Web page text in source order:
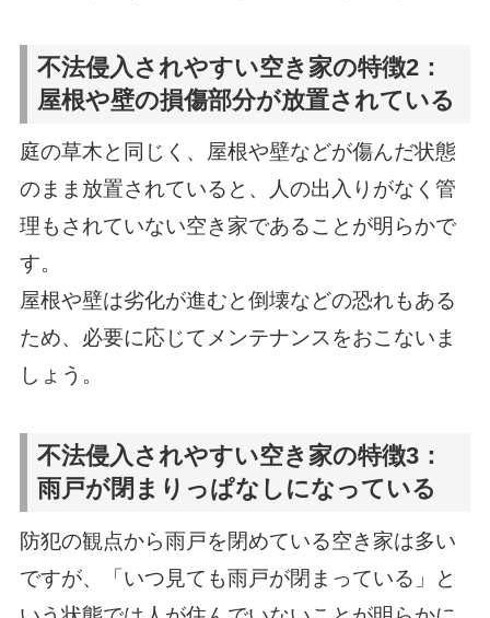
不法侵入されやすい空き家の特徴2：
屋根や壁の損傷部分が放置されている
庭の草木と同じく、屋根や壁などが傷んだ状態
のまま放置されていると、人の出入りがなく管
理もされていない空き家であることが明らかで
す。
屋根や壁は劣化が進むと倒壊などの恐れもある
ため、必要に応じてメンテナンスをおこないま
しょう。
不法侵入されやすい空き家の特徴3：
雨戸が閉まりっぱなしになっている
防犯の観点から雨戸を閉めている空き家は多い
ですが、「いつ見ても雨戸が閉まっている」と